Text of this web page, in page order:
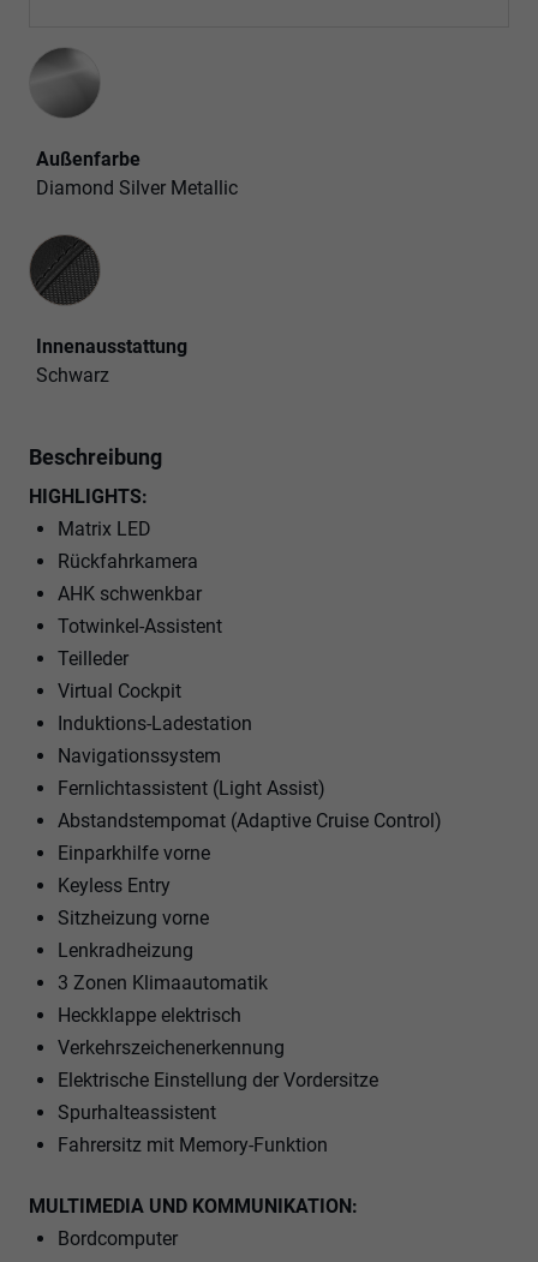
Außenfarbe
Diamond Silver Metallic
Innenausstattung
Innenausstattung
Schwarz
Beschreibung
HIGHLIGHTS:
Matrix LED
Rückfahrkamera
AHK schwenkbar
Totwinkel-Assistent
Teilleder
Virtual Cockpit
Induktions-Ladestation
Navigationssystem
Fernlichtassistent (Light Assist)
Abstandstempomat (Adaptive Cruise Control)
Einparkhilfe vorne
Keyless Entry
Sitzheizung vorne
Lenkradheizung
3 Zonen Klimaautomatik
Heckklappe elektrisch
Verkehrszeichenerkennung
Elektrische Einstellung der Vordersitze
Spurhalteassistent
Fahrersitz mit Memory-Funktion
MULTIMEDIA UND KOMMUNIKATION:
Bordcomputer